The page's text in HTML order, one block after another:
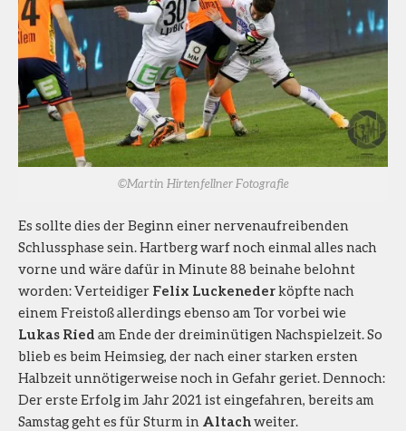
©Martin Hirtenfellner Fotografie
Es sollte dies der Beginn einer nervenaufreibenden
Schlussphase sein. Hartberg warf noch einmal alles nach
vorne und wäre dafür in Minute 88 beinahe belohnt
worden: Verteidiger Felix Luckenederköpfte nach
einem Freistoß allerdings ebenso am Tor vorbei wie
Lukas Ried am Ende der dreiminütigen Nachspielzeit. So
blieb es beim Heimsieg, der nach einer starken ersten
Halbzeit unnötigerweise noch in Gefahr geriet. Dennoch:
Der erste Erfolg im Jahr 2021 ist eingefahren, bereits am
Samstag geht es für Sturm in Altachweiter.